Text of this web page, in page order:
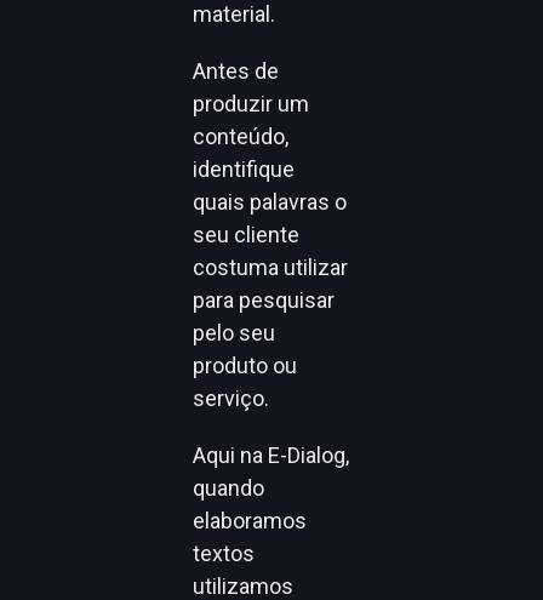
material.
Antes de
produzir um
conteúdo,
identifique
quais palavras o
seu cliente
costuma utilizar
para pesquisar
pelo seu
produto ou
serviço.
Aqui na E-Dialog,
quando
elaboramos
textos
utilizamos